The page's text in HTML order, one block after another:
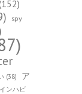
spy
(38)
ア
インハビ